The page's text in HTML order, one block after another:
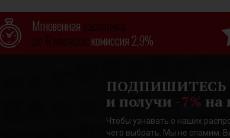
Мгновенная рассрочка
до 6 месяцев, комиссия 2,9%
ПОДПИШИТЕСЬ
и получи -7% на
Чтобы узнавать о наших
чего выбрать. Мы не спамим.